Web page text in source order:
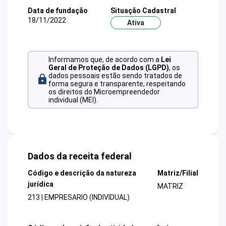
Data de fundação
18/11/2022
Situação Cadastral
Ativa
Informamos que, de acordo com a Lei
Geral de Proteção de Dados (LGPD), os
dados pessoais estão sendo tratados de
forma segura e transparente, respeitando
os direitos do Microempreendedor
individual (MEI).
Dados da receita federal
Código e descrição da natureza
jurídica
213 | EMPRESARIO (INDIVIDUAL)
Matriz/Filial
MATRIZ